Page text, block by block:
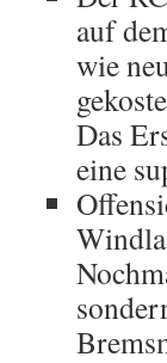
auf
wie
Das
eine